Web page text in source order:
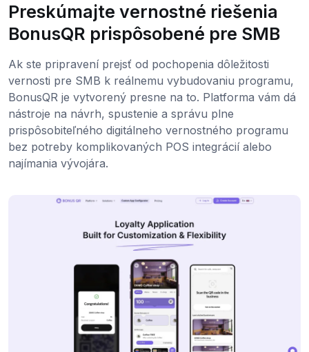
Preskúmajte vernostné riešenia
BonusQR prispôsobené pre SMB
Ak ste pripravení prejsť od pochopenia dôležitosti
vernosti pre SMB k reálnemu vybudovaniu programu,
BonusQR je vytvorený presne na to. Platforma vám dá
nástroje na návrh, spustenie a správu plne
prispôsobiteľného digitálneho vernostného programu
bez potreby komplikovaných POS integrácií alebo
najímania vývojára.